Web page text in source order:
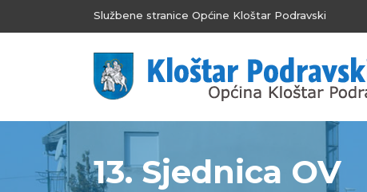
Službene stranice Općine Kloštar Podravski
13. Sjednica OV